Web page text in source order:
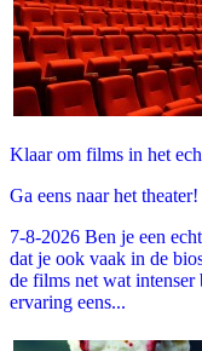
Klaar om films in het
Ga eens naar het theater!
7-8-2026 Ben je een
dat je ook vaak in de
de films net wat
ervaring eens...